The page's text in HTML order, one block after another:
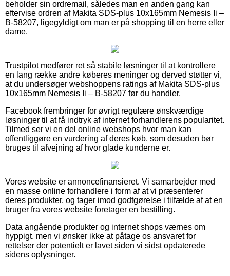
beholder sin ordremail, således man en anden gang kan
eftervise ordren af Makita SDS-plus 10x165mm Nemesis Ii –
B-58207, ligegyldigt om man er på shopping til en herre eller
dame.
Trustpilot medfører ret så stabile løsninger til at kontrollere
en lang række andre køberes meninger og derved støtter vi,
at du undersøger webshoppens ratings af Makita SDS-plus
10x165mm Nemesis Ii – B-58207 før du handler.
Facebook frembringer for øvrigt regulære ønskværdige
løsninger til at få indtryk af internet forhandlerens popularitet.
Tilmed ser vi en del online webshops hvor man kan
offentliggøre en vurdering af deres køb, som desuden bør
bruges til afvejning af hvor glade kunderne er.
Vores website er annoncefinansieret. Vi samarbejder med
en masse online forhandlere i form af at vi præsenterer
deres produkter, og tager imod godtgørelse i tilfælde af at en
bruger fra vores website foretager en bestilling.
Data angående produkter og internet shops værnes om
hyppigt, men vi ønsker ikke at påtage os ansvaret for
rettelser der potentielt er lavet siden vi sidst opdaterede
sidens oplysninger.